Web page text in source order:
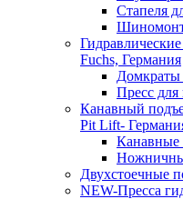
Стапеля
Fuchs, Германия
Домкраты
Пресс
Канавный
Pit Lift-
Канавные
Двухстоечные
NEW-Пресса